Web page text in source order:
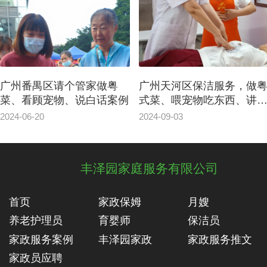
广州番禺区请个管家做粤
菜、看顾宠物、说白话案例
2024-06-20
广州天河区保洁服务，做粤
式菜、喂宠物吃东西、讲白
话
2024-09-03
丰泽园家庭服务有限公司
首页 家政保姆
月嫂
养老护理员
育婴师
保洁员
家政服务案例
丰泽园家政
家政服务推文
家政员应聘